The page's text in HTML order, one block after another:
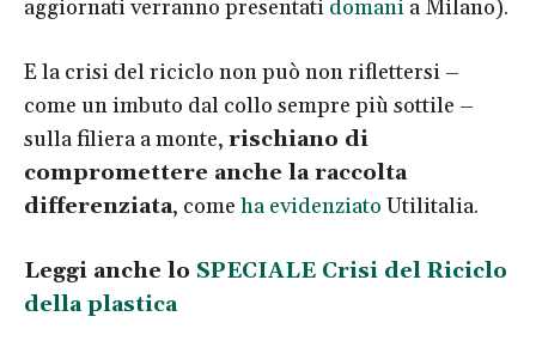
aggiornati verranno presentati domani a Milano).
E la crisi del riciclo non può non riflettersi –
come un imbuto dal collo sempre più sottile –
sulla filiera a monte, rischiano di
compromettere anche la raccolta
differenziata, come ha evidenziato Utilitalia.
Leggi anche lo SPECIALE Crisi del Riciclo
della plastica